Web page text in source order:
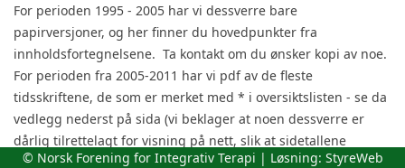
For perioden 1995 - 2005 har vi dessverre bare
papirversjoner, og her finner du hovedpunkter fra
innholdsfortegnelsene. Ta kontakt om du ønsker kopi av noe.
For perioden fra 2005-2011 har vi pdf av de fleste
tidsskriftene, de som er merket med * i oversiktslisten - se da
vedlegg nederst på sida (vi beklager at noen dessverre er
dårlig tilrettelagt for visning på nett, slik at sidetallene
kommer litt hulter til bulter):
© Norsk Forening for Integrativ Terapi | Løsning: StyreWeb